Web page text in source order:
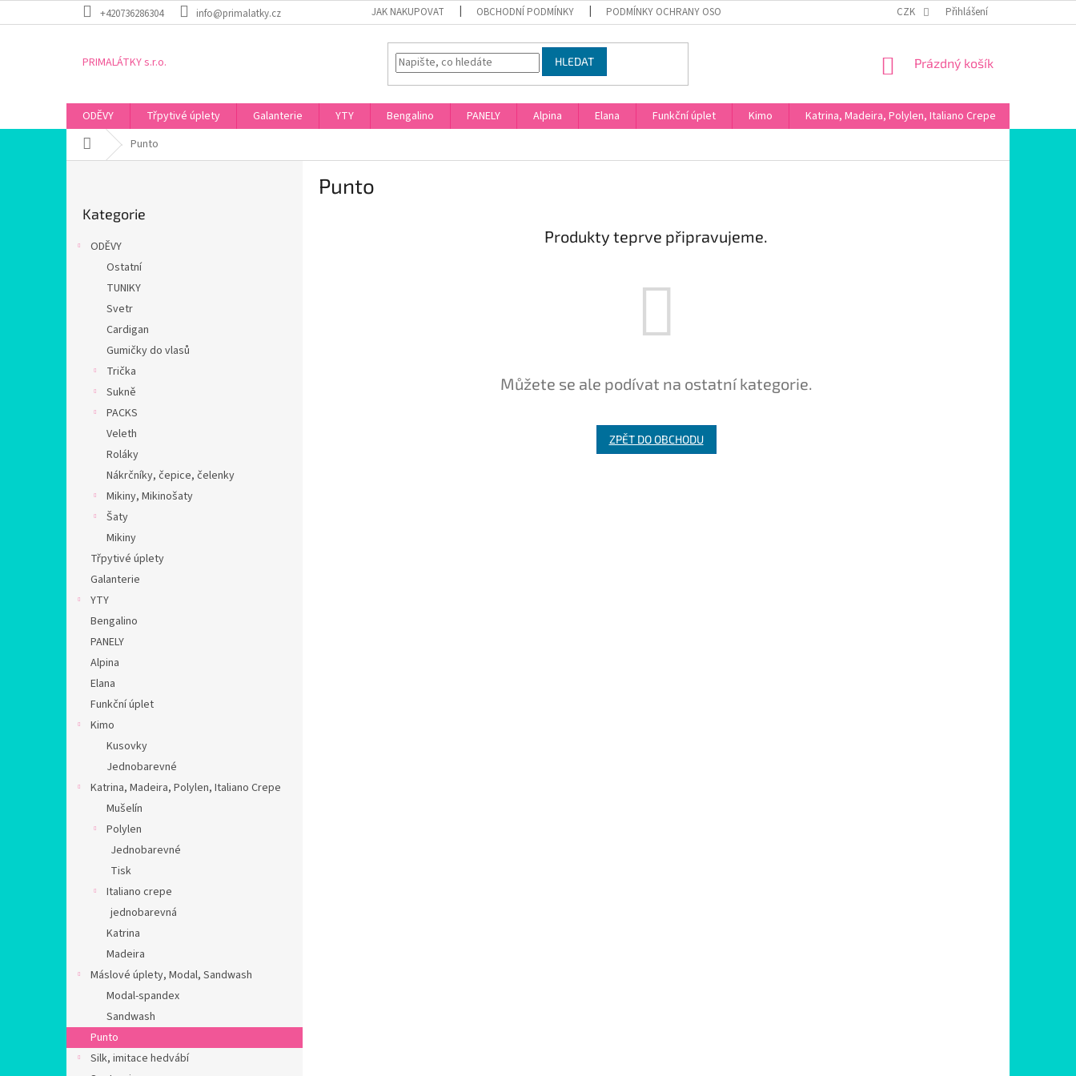
na
+420736286304 info@primalatky.cz JAK NAKUPOVAT OBCHODNÍ PODMÍNKY PODMÍNKY OCHRANY OSOBNÍCH ÚDAJŮ CZK Přihlášení
PRIMALÁTKY s.r.o. HLEDAT
NÁKUPNÍ
Prázdný košík
ODĚVY Třpytivé úplety Galanterie YTY Bengalino PANELY Alpina Elana Funkční úplet Kimo Katrina, Madeira, Polylen, Italiano Crepe
Domů Punto
kategorie
Kategorie
ODĚVY
Ostatní
TUNIKY
Svetr
Cardigan
Gumičky do vlasů
Trička
Sukně
PACKS
Veleth
Roláky
Nákrčníky, čepice, čelenky
Mikiny, Mikinošaty
Šaty
Mikiny
Třpytivé úplety
Galanterie
YTY
Bengalino
PANELY
Alpina
Elana
Funkční úplet
Kimo
Kusovky
Jednobarevné
Katrina, Madeira, Polylen, Italiano Crepe
Mušelín
Polylen
Jednobarevné
Tisk
Italiano crepe
jednobarevná
Katrina
Madeira
Máslové úplety, Modal, Sandwash
Modal-spandex
Sandwash
Punto
Silk, imitace hedvábí
Punto
Produkty teprve připravujeme.
Můžete se ale podívat na ostatní kategorie.
ZPĚT DO OBCHODU